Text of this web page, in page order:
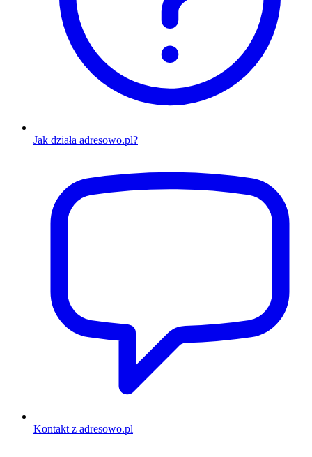
Jak działa adresowo.pl?
Kontakt z adresowo.pl